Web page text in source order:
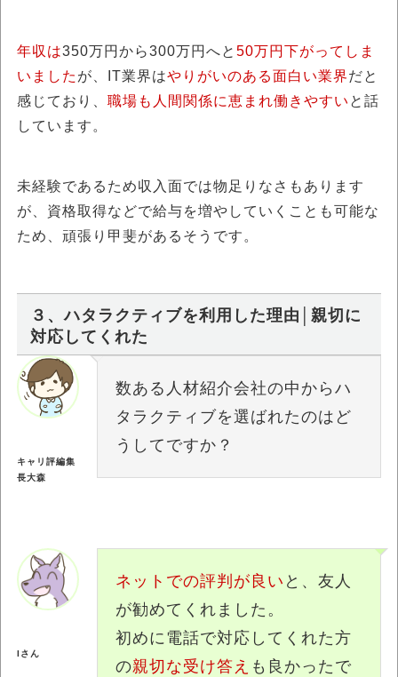
年収は350万円から300万円へと 50万円下がってしま
いました が、IT業界はやりがいのある面白い業界だと
感じており、 職場も人間関係に恵まれ働きやすい と話
しています。
未経験であるため収入面では物足りなさもあります
が、資格取得などで給与を増やしていくことも可能な
ため、頑張り甲斐があるそうです。
３、ハタラクティブを利用した理由│親切に
対応してくれた
キャリ評編集
長大森
数ある人材紹介会社の中からハ
タラクティブを選ばれたのはど
うしてですか？
ネットでの評判が良い と、友人
が勧めてくれました。
初めに電話で対応してくれた方
の親切な受け答え も良かったで
Iさん